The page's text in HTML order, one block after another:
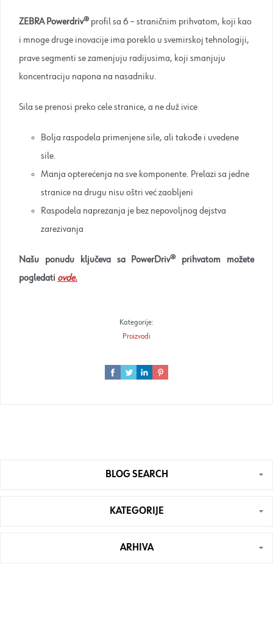
ZEBRA Powerdriv®profil sa 6 – straničnim prihvatom, koji kao
i mnoge druge inovacije ima poreklo u svemirskoj tehnologiji,
prave segmenti se zamenjuju radijusima, koji smanjuju
koncentraciju napona na nasadniku.
Sila se prenosi preko cele stranice, a ne duž ivice
Bolja raspodela primenjene sile, ali takođe i uvedene
sile.
Manja opterećenja na sve komponente. Prelazi sa jedne
stranice na drugu nisu oštri već zaobljeni
Raspodela naprezanja je bez nepovoljnog dejstva
zarezivanja
Našu ponudu ključeva sa PowerDriv® prihvatom možete
pogledati ovde.
Kategorije:
Proizvodi
BLOG SEARCH
KATEGORIJE
ARHIVA